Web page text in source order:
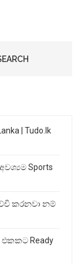
| Tudo.lk
Sports
කරනවා නම්
එකකට Ready